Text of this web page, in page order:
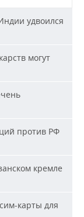
удвоился
могут
против РФ
кремле
карты для